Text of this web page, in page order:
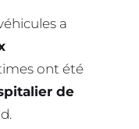
a
ont été
de